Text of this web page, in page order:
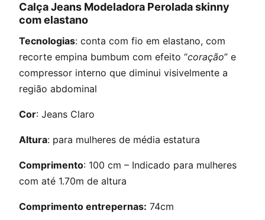
Calça Jeans Modeladora Perolada skinny
com elastano
Tecnologias: conta com fio em elastano, com
recorte empina bumbum com efeito “coração” e
compressor interno que diminui visivelmente a
região abdominal
Cor: Jeans Claro
Altura: para mulheres de média estatura
Comprimento: 100 cm – Indicado para mulheres
com até 1.70m de altura
Comprimento entrepernas: 74cm